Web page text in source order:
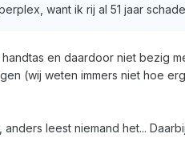
want ik rij al 51 jaar
en daardoor niet bezig
(wij weten immers niet hoe
leest niemand het...